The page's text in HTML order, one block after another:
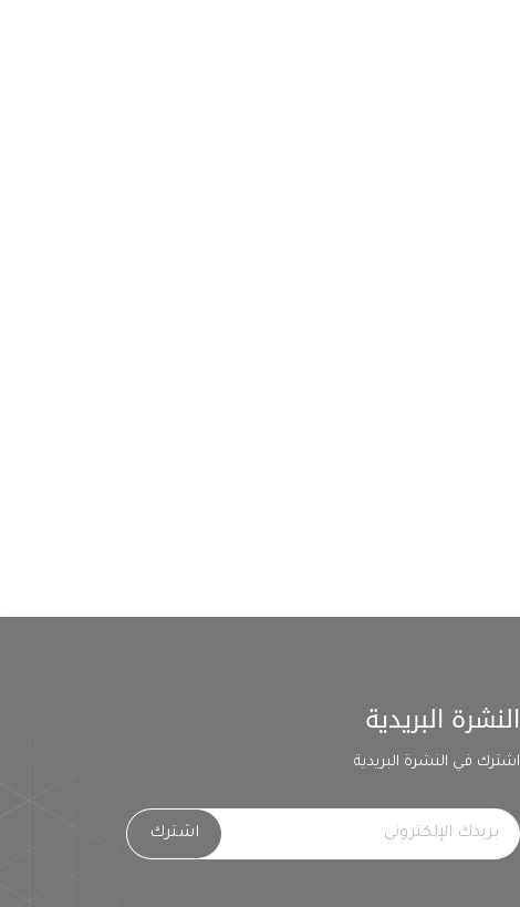
النشرة البريدية
اشترك في النشرة البريدية
اشترك